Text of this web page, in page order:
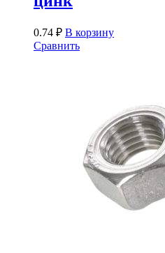
0.74 ₽ В корзину
Сравнить